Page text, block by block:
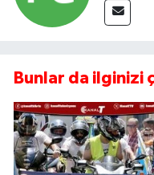
Bunlar da ilginizi